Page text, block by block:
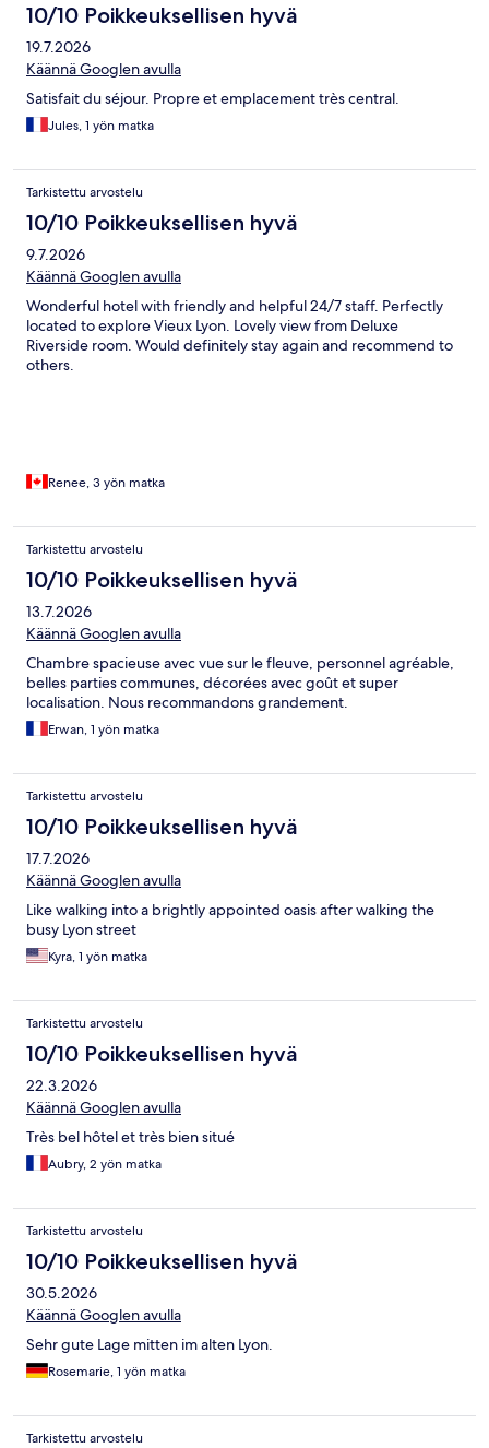
10/10 Poikkeuksellisen hyvä
19.7.2026
Käännä Googlen avulla
Satisfait du séjour. Propre et emplacement très central.
Jules, 1 yön matka
Tarkistettu arvostelu
10/10 Poikkeuksellisen hyvä
9.7.2026
Käännä Googlen avulla
Wonderful hotel with friendly and helpful 24/7 staff. Perfectly
located to explore Vieux Lyon. Lovely view from Deluxe
Riverside room. Would definitely stay again and recommend to
others.
Renee, 3 yön matka
Tarkistettu arvostelu
10/10 Poikkeuksellisen hyvä
13.7.2026
Käännä Googlen avulla
Chambre spacieuse avec vue sur le fleuve, personnel agréable,
belles parties communes, décorées avec goût et super
localisation. Nous recommandons grandement.
Erwan, 1 yön matka
Tarkistettu arvostelu
10/10 Poikkeuksellisen hyvä
17.7.2026
Käännä Googlen avulla
Like walking into a brightly appointed oasis after walking the
busy Lyon street
Kyra, 1 yön matka
Tarkistettu arvostelu
10/10 Poikkeuksellisen hyvä
22.3.2026
Käännä Googlen avulla
Très bel hôtel et très bien situé
Aubry, 2 yön matka
Tarkistettu arvostelu
10/10 Poikkeuksellisen hyvä
30.5.2026
Käännä Googlen avulla
Sehr gute Lage mitten im alten Lyon.
Rosemarie, 1 yön matka
Tarkistettu arvostelu